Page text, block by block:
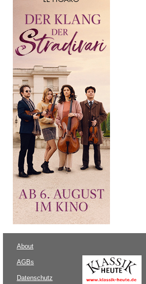
About
AGBs
Datenschutz